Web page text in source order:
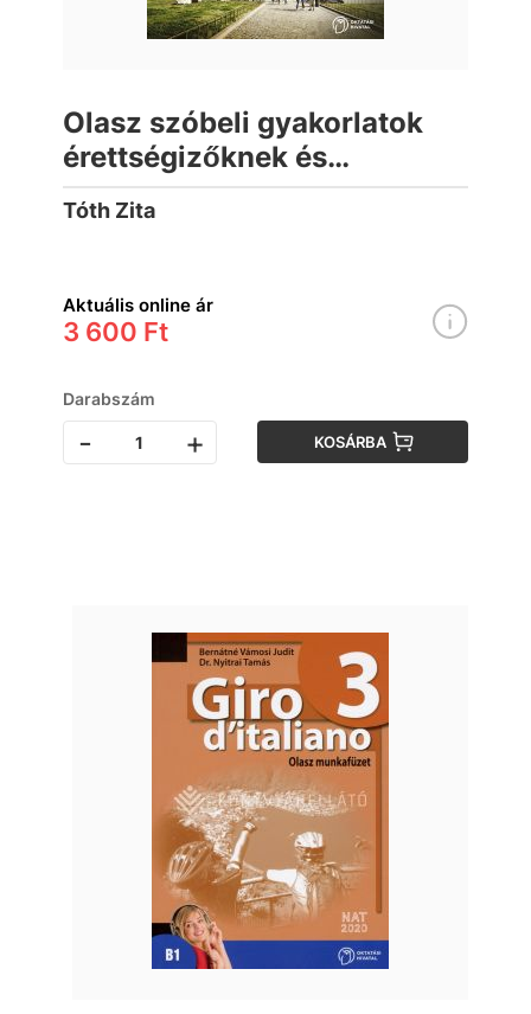
Olasz szóbeli gyakorlatok
érettségizőknek és
nyelvvizsgázóknak
Tóth Zita
Aktuális online ár
3 600 Ft
Darabszám
- + KOSÁRBA